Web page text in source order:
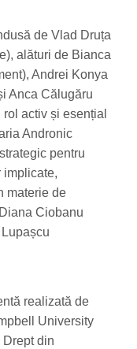
de Vlad Druța
alături de Bianca
Andrei Konya
Anca Călugăru
activ și esențial
Andronic
pentru
implicate,
materie de
Ciobanu
realizată de
University
din